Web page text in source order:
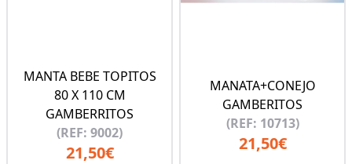
MANTA BEBE TOPITOS
80 X 110 CM
GAMBERRITOS
(REF: 9002)
21,50€
MANATA+CONEJO
GAMBERITOS
(REF: 10713)
21,50€